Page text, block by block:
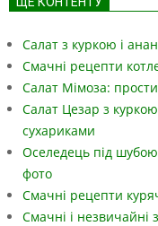
Салат з куркою і
Смачні рецепти
Салат Мімоза:
Салат Цезар з
сухариками
Оселедець під
фото
Смачні рецепти
Смачні і незвичайні